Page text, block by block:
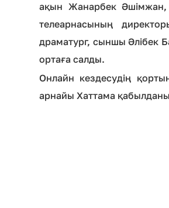
ақын Жанарбек Әшімжан,
телеарнасының
драматург, сыншы Әлібек
ортаға салды.
Онлайн кездесудің
арнайы Хаттама